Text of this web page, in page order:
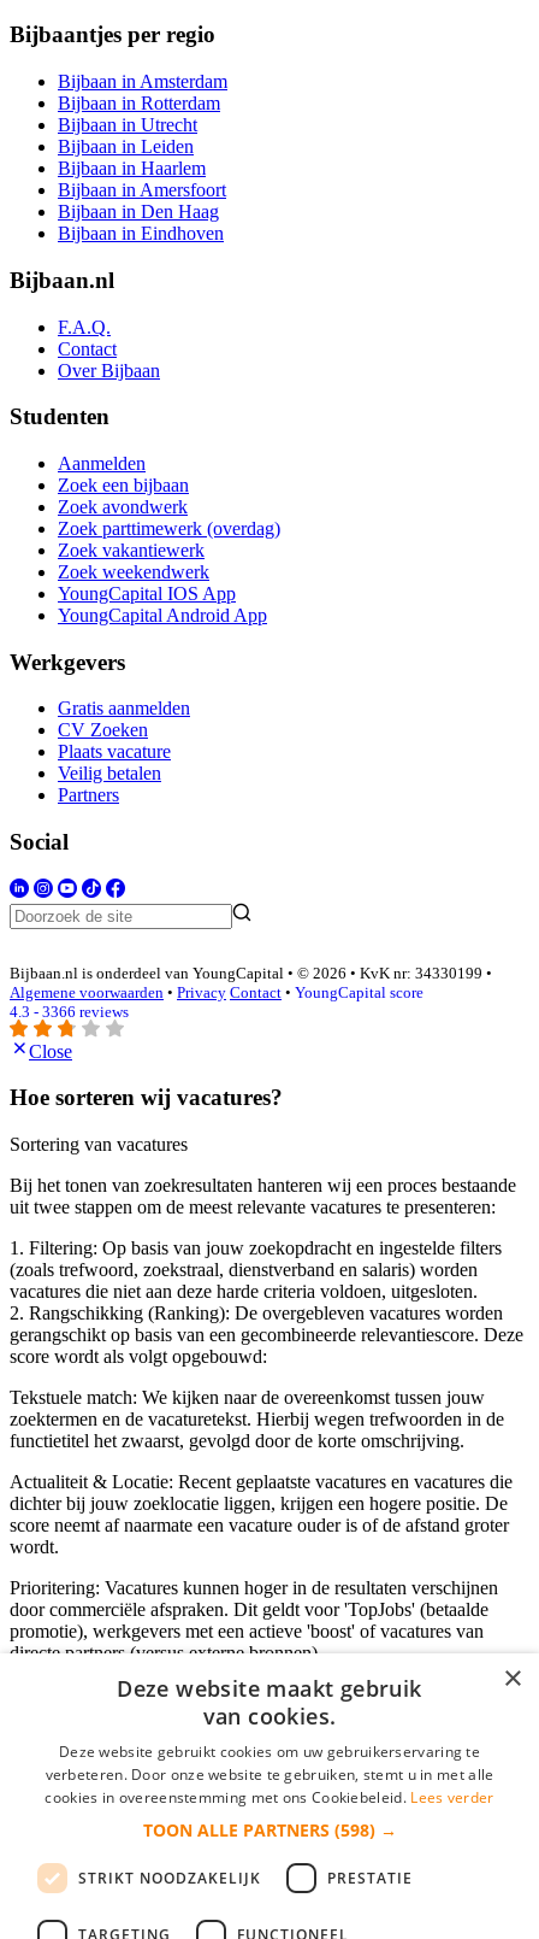
Bijbaantjes per regio
Bijbaan in Amsterdam
Bijbaan in Rotterdam
Bijbaan in Utrecht
Bijbaan in Leiden
Bijbaan in Haarlem
Bijbaan in Amersfoort
Bijbaan in Den Haag
Bijbaan in Eindhoven
Bijbaan.nl
F.A.Q.
Contact
Over Bijbaan
Studenten
Aanmelden
Zoek een bijbaan
Zoek avondwerk
Zoek parttimewerk (overdag)
Zoek vakantiewerk
Zoek weekendwerk
YoungCapital IOS App
YoungCapital Android App
Werkgevers
Gratis aanmelden
CV Zoeken
Plaats vacature
Veilig betalen
Partners
Social
Bijbaan.nl is onderdeel van YoungCapital • © 2026 • KvK nr: 34330199 •
Algemene voorwaarden • Privacy Contact • YoungCapital score
4.3 - 3366 reviews
Close
Hoe sorteren wij vacatures?
Sortering van vacatures
Bij het tonen van zoekresultaten hanteren wij een proces bestaande
uit twee stappen om de meest relevante vacatures te presenteren:
1. Filtering: Op basis van jouw zoekopdracht en ingestelde filters
(zoals trefwoord, zoekstraal, dienstverband en salaris) worden
vacatures die niet aan deze harde criteria voldoen, uitgesloten.
2. Rangschikking (Ranking): De overgebleven vacatures worden
gerangschikt op basis van een gecombineerde relevantiescore. Deze
score wordt als volgt opgebouwd:
Tekstuele match: We kijken naar de overeenkomst tussen jouw
zoektermen en de vacaturetekst. Hierbij wegen trefwoorden in de
functietitel het zwaarst, gevolgd door de korte omschrijving.
Actualiteit & Locatie: Recent geplaatste vacatures en vacatures die
dichter bij jouw zoeklocatie liggen, krijgen een hogere positie. De
score neemt af naarmate een vacature ouder is of de afstand groter
wordt.
Prioritering: Vacatures kunnen hoger in de resultaten verschijnen
door commerciële afspraken. Dit geldt voor 'TopJobs' (betaalde
promotie), werkgevers met een actieve 'boost' of vacatures van
directe partners (versus externe bronnen).
Inloggen als bedrijf
*
login gegevens onthouden
login
×
Deze website maakt gebruik
van cookies.
Deze website gebruikt cookies om uw gebruikerservaring te
verbeteren. Door onze website te gebruiken, stemt u in met alle
cookies in overeenstemming met ons Cookiebeleid. Lees verder
TOON ALLE PARTNERS (598) →
STRIKT NOODZAKELIJK PRESTATIE
TARGETING FUNCTIONEEL